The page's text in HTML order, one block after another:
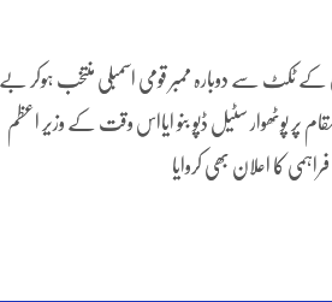
اسمبلی اور 1988ء کے الیکشن میں پیپلز پارٹی کے ٹکٹ سے دوبارہ ممبر قومی اسمبلی منتخب ہوکر بے
پر پوٹھوار سٹیل ڈپو بنو ایااس وقت کے وزیر اعظم
کا اعلان بھی کروایا